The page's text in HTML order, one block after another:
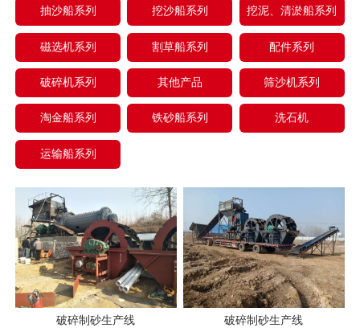
抽沙船系列 挖沙船系列 挖泥、清淤船系列
磁选机系列 割草船系列 配件系列
破碎机系列 其他产品 筛沙机系列
淘金船系列 铁砂船系列 洗石机
运输船系列
破碎制砂生产线 破碎制砂生产线